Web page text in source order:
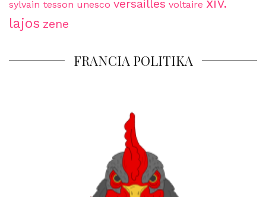
sylvain tesson unesco versailles voltaire
lajos zene
FRANCIA POLITIKA